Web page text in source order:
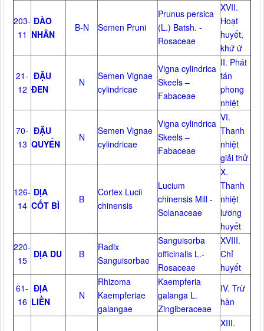
203-
11
ĐÀO
NHÂN
B-N Semen Pruni
Prunus persica
(L.) Batsh. -
Rosaceae
XVII.
Hoạt
huyết,
khứ ứ
21-
12
ĐẬU
ĐEN
N
Semen Vignae
cylindricae
Vigna cylindrica
Skeels –
Fabaceae
II. Phát
tán
phong
nhiệt
70-
13
ĐẬU
QUYỂN
N
Semen Vignae
cylindricae
Vigna cylindrica
Skeels –
Fabaceae
VI.
Thanh
nhiệt
giải thử
126-
14
ĐỊA
CỐT BÌ
B
Cortex Lucii
chinensis
Lucium
chinensis Mill -
Solanaceae
X.
Thanh
nhiệt
lương
huyết
220-
15
ĐỊA DU B
Radix
Sanguisorbae
Sanguisorba
officinalis L.-
Rosaceae
XVIII.
Chỉ
huyết
61-
16
ĐỊA
LIỀN
N
Rhizoma
Kaempferiae
galangae
Kaempferia
galanga L.
Zingiberaceae
IV. Trừ
hàn
XIII.